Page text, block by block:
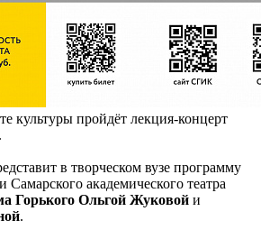
культуры пройдёт лекция-концерт
.
в творческом вузе программу
Самарского академического театра
Горького Ольгой Жуковой и
.